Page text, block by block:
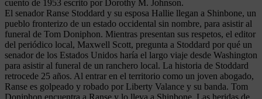
cuento de 1953 escrito por Dorothy M. Johnson.
El senador Ranse Stoddard y su esposa Hallie llegan a Shinbone, un
pueblo fronterizo de un estado occidental sin nombre, para asistir al
funeral de Tom Doniphon. Mientras presentan sus respetos, el editor
del periódico local, Maxwell Scott, pregunta a Stoddard por qué un
senador de los Estados Unidos haría el largo viaje desde Washington
para asistir al funeral de un ranchero local. La historia de Stoddard
retrocede 25 años. Al entrar en el territorio como un joven abogado,
Ranse es golpeado y robado por Liberty Valance y su banda. Tom